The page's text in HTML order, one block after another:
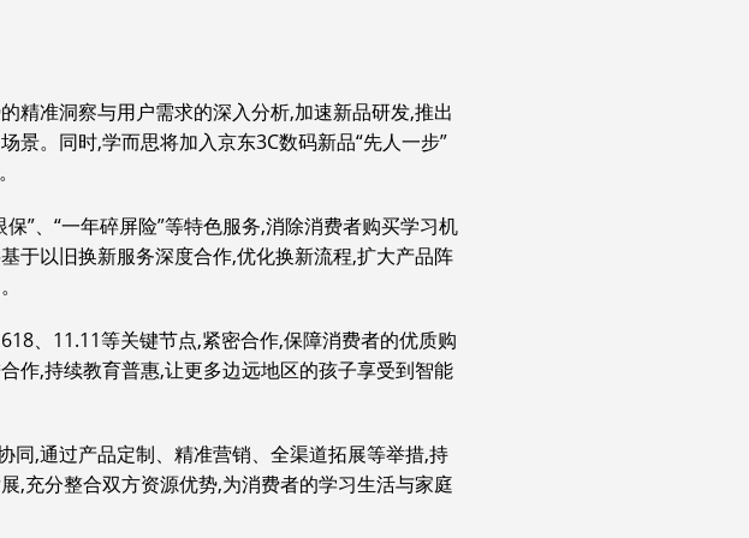
精准洞察与用户需求的深入分析,加速新品研发,推出
景。同时,学而思将加入京东3C数码新品“先人一步”
”、“一年碎屏险”等特色服务,消除消费者购买学习机
于以旧换新服务深度合作,优化换新流程,扩大产品阵
、11.11等关键节点,紧密合作,保障消费者的优质购
作,持续教育普惠,让更多边远地区的孩子享受到智能
同,通过产品定制、精准营销、全渠道拓展等举措,持
,充分整合双方资源优势,为消费者的学习生活与家庭